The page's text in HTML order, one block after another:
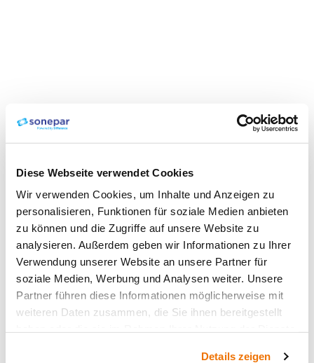
Diese Webseite verwendet Cookies
Wir verwenden Cookies, um Inhalte und Anzeigen zu
personalisieren, Funktionen für soziale Medien anbieten
zu können und die Zugriffe auf unsere Website zu
analysieren. Außerdem geben wir Informationen zu Ihrer
Verwendung unserer Website an unsere Partner für
soziale Medien, Werbung und Analysen weiter. Unsere
Partner führen diese Informationen möglicherweise mit
weiteren Daten zusammen, die Sie ihnen bereitgestellt
Details zeigen